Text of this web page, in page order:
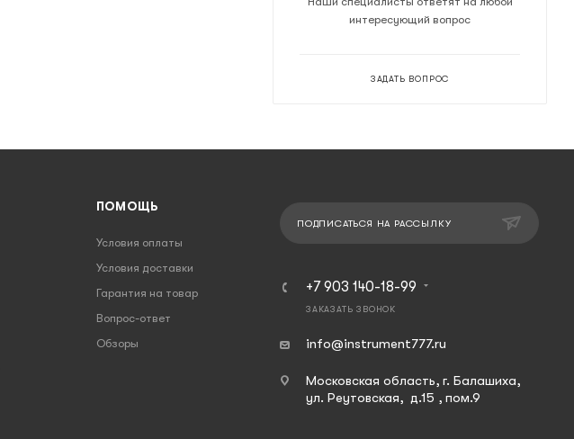
интересующий вопрос
ЗАДАТЬ ВОПРОС
ПОМОЩЬ
Условия оплаты
Условия доставки
Гарантия на товар
Вопрос-ответ
Обзоры
ПОДПИСАТЬСЯ НА РАССЫЛКУ
+7 903 140-18-99
ЗАКАЗАТЬ ЗВОНОК
info@instrument777.ru
Московская область, г. Балашиха,
ул. Реутовская, д.15 , пом.9